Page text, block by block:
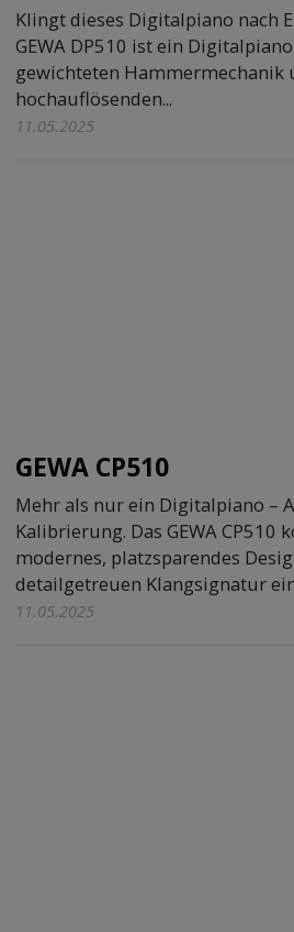
Klingt dieses Digitalpiano nach
GEWA DP510 ist ein
gewichteten Hammermechanik
hochauflösenden...
11.05.2025
GEWA CP510
Mehr als nur ein Digitalpiano –
Kalibrierung. Das GEWA CP510
modernes, platzsparendes
detailgetreuen Klangsignatur
11.05.2025